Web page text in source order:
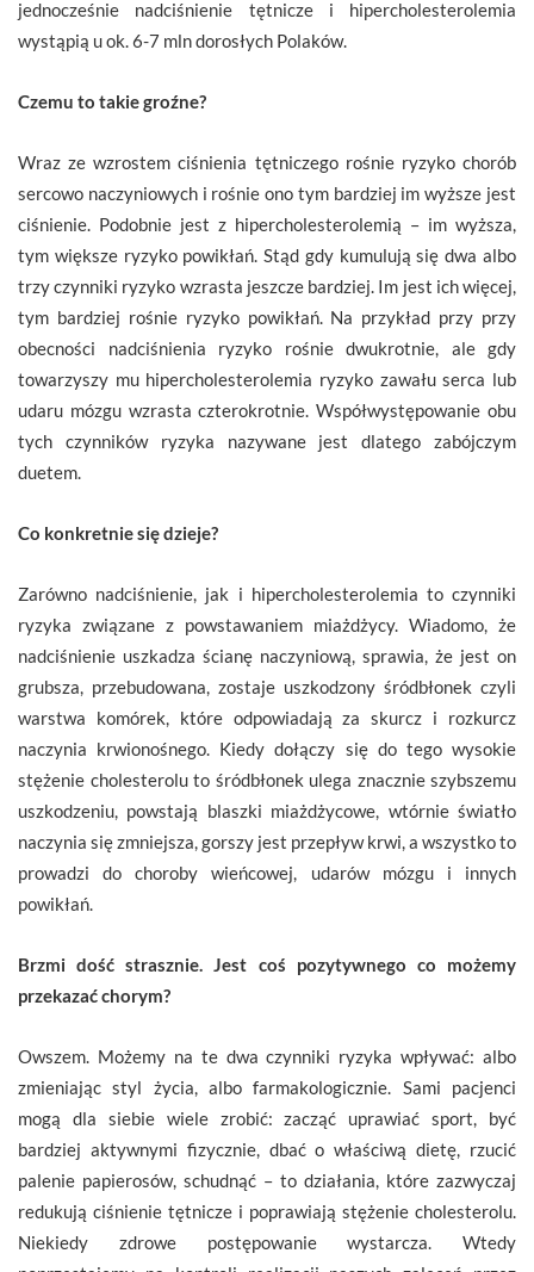
jednocześnie nadciśnienie tętnicze i hipercholesterolemia
wystąpią u ok. 6-7 mln dorosłych Polaków.
Czemu to takie groźne?
Wraz ze wzrostem ciśnienia tętniczego rośnie ryzyko chorób
sercowo naczyniowych i rośnie ono tym bardziej im wyższe jest
ciśnienie. Podobnie jest z hipercholesterolemią – im wyższa,
tym większe ryzyko powikłań. Stąd gdy kumulują się dwa albo
trzy czynniki ryzyko wzrasta jeszcze bardziej. Im jest ich więcej,
tym bardziej rośnie ryzyko powikłań. Na przykład przy przy
obecności nadciśnienia ryzyko rośnie dwukrotnie, ale gdy
towarzyszy mu hipercholesterolemia ryzyko zawału serca lub
udaru mózgu wzrasta czterokrotnie. Współwystępowanie obu
tych czynników ryzyka nazywane jest dlatego zabójczym
duetem.
Co konkretnie się dzieje?
Zarówno nadciśnienie, jak i hipercholesterolemia to czynniki
ryzyka związane z powstawaniem miażdżycy. Wiadomo, że
nadciśnienie uszkadza ścianę naczyniową, sprawia, że jest on
grubsza, przebudowana, zostaje uszkodzony śródbłonek czyli
warstwa komórek, które odpowiadają za skurcz i rozkurcz
naczynia krwionośnego. Kiedy dołączy się do tego wysokie
stężenie cholesterolu to śródbłonek ulega znacznie szybszemu
uszkodzeniu, powstają blaszki miażdżycowe, wtórnie światło
naczynia się zmniejsza, gorszy jest przepływ krwi, a wszystko to
prowadzi do choroby wieńcowej, udarów mózgu i innych
powikłań.
Brzmi dość strasznie. Jest coś pozytywnego co możemy
przekazać chorym?
Owszem. Możemy na te dwa czynniki ryzyka wpływać: albo
zmieniając styl życia, albo farmakologicznie. Sami pacjenci
mogą dla siebie wiele zrobić: zacząć uprawiać sport, być
bardziej aktywnymi fizycznie, dbać o właściwą dietę, rzucić
palenie papierosów, schudnąć – to działania, które zazwyczaj
redukują ciśnienie tętnicze i poprawiają stężenie cholesterolu.
Niekiedy zdrowe postępowanie wystarcza. Wtedy